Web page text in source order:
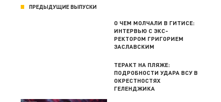
ПРЕДЫДУЩИЕ ВЫПУСКИ
О ЧЕМ МОЛЧАЛИ В ГИТИСЕ:
ИНТЕРВЬЮ С ЭКС-
РЕКТОРОМ ГРИГОРИЕМ
ЗАСЛАВСКИМ
ТЕРАКТ НА ПЛЯЖЕ:
ПОДРОБНОСТИ УДАРА ВСУ В
ОКРЕСТНОСТЯХ
ГЕЛЕНДЖИКА